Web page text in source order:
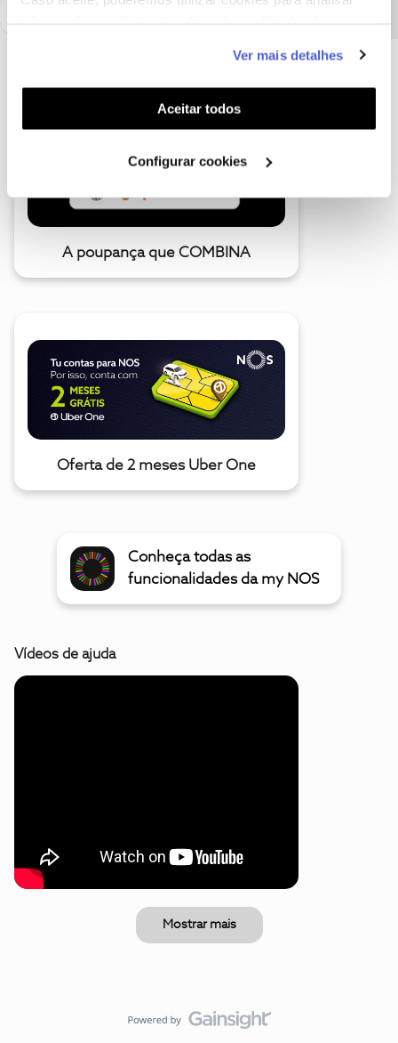
funcionalidades (cookies de personalização e
funcionalidade) e adaptar anúncios aos seus interesses
(cookies de publicidade personalizada). Pode gerir a
utilização dos cookies clicando em "Configurar
Ver mais detalhes
Aceitar todos
Configurar cookies
A poupança que COMBINA
Oferta de 2 meses Uber One
Conheça todas as
funcionalidades da my NOS
Vídeos de ajuda
Mostrar mais